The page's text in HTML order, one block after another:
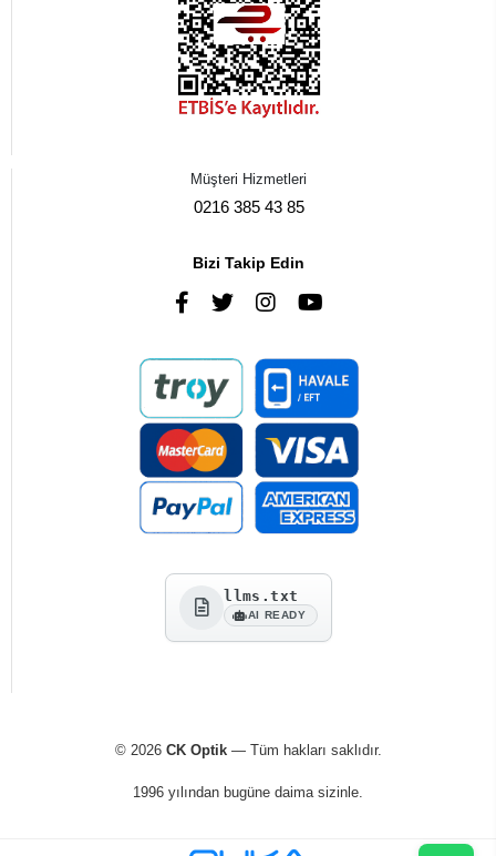
Müşteri Hizmetleri
0216 385 43 85
Bizi Takip Edin
llms.txt
AI READY
© 2026 CK Optik— Tüm hakları saklıdır.
1996 yılından bugüne daima sizinle.